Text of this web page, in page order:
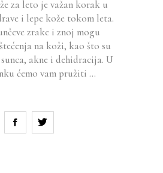
za leto je važan korak u
i lepe kože tokom leta.
zrake i znoj mogu
na koži, kao što su
akne i dehidracija. U
ćemo vam pružiti